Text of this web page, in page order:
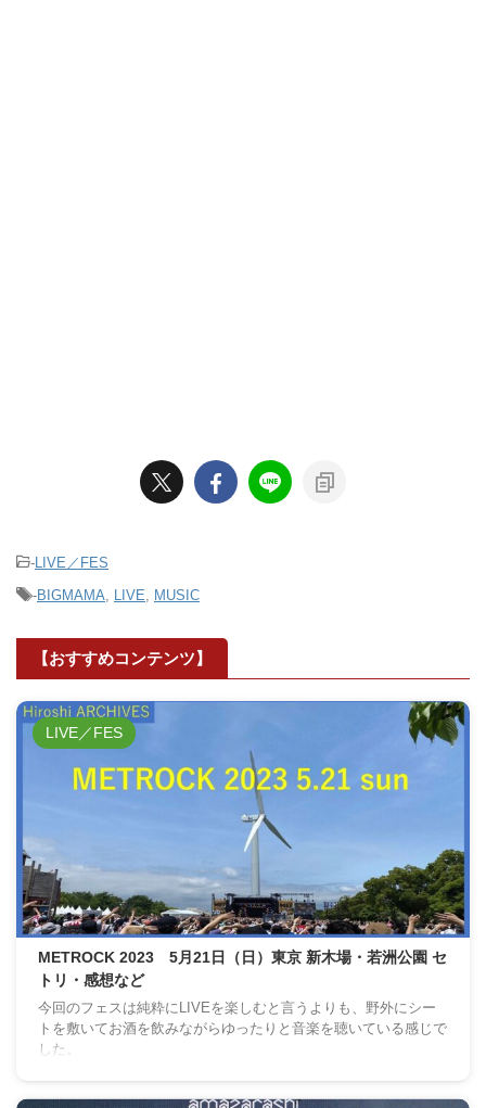
-LIVE／FES
-BIGMAMA LIVE MUSIC
【おすすめコンテンツ】
LIVE／FES
METROCK 2023 5月21日（日）東京 新木場・若洲公園 セ
トリ・感想など
今回のフェスは純粋にLIVEを楽しむと言うよりも、野外にシー
トを敷いてお酒を飲みながらゆったりと音楽を聴いている感じで
した。